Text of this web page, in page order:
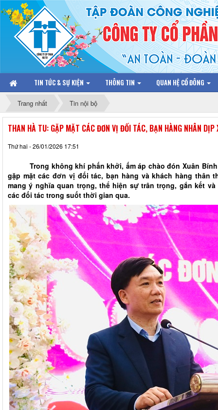
TIN TỨC & SỰ KIỆN THÔNG TIN QUAN HỆ CỔ ĐÔNG
Trang nhất Tin nội bộ
THAN HÀ TU: GẶP MẶT CÁC ĐƠN VỊ ĐỐI TÁC, BẠN HÀNG NHÂN
Thứ hai - 26/01/2026 17:51
Trong không khí phấn khởi, ấm áp chào đón Xuân Bính
gặp mặt các đơn vị đối tác, bạn hàng và khách hàng thân
mang ý nghĩa quan trọng, thể hiện sự trân trọng, gắn kết
các đối tác trong suốt thời gian qua.